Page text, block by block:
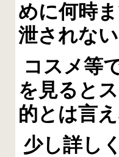
めに何時
泄されな
コスメ等
を見ると
的とは言
少し詳し